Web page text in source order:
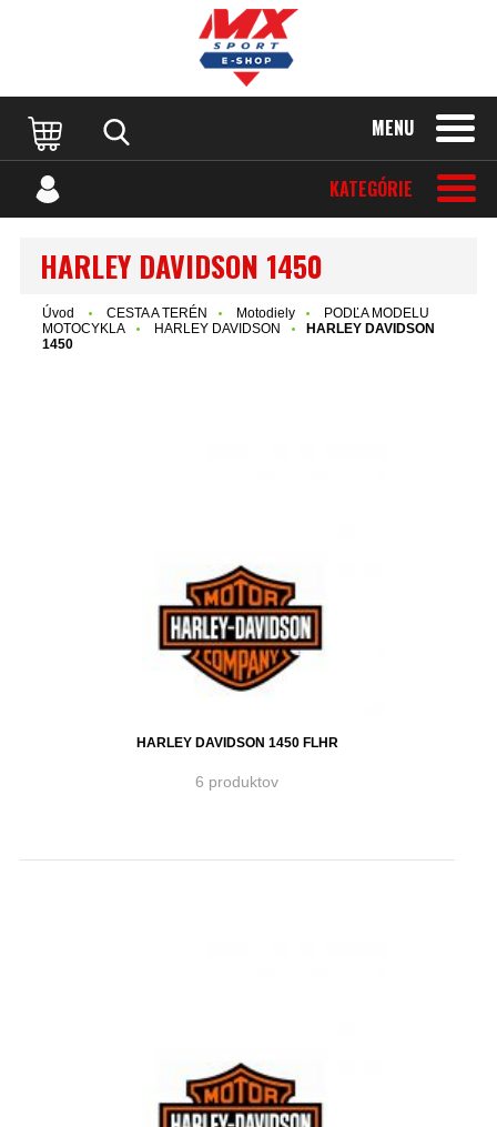
MENU
KATEGÓRIE
HARLEY DAVIDSON 1450
Úvod CESTA A TERÉN Motodiely
PODĽA MODELU
MOTOCYKLA
HARLEY DAVIDSON
HARLEY DAVIDSON
1450
HARLEY DAVIDSON 1450 FLHR
6 produktov